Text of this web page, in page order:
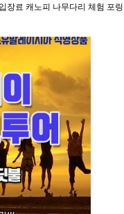
료 캐노피 나무다리 체험 포링